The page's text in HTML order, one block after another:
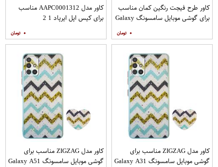
کاور طرح فیجت رنگین کمان مناسب
برای گوشی موبایل سامسونگ Galaxy
۰
کاور مدل AAPC0001312 مناسب
برای کیس اپل ایرپاد 1 2
۰
کاور مدل ZIGZAG مناسب برای
گوشی موبایل سامسونگ Galaxy A31
کاور مدل ZIGZAG مناسب برای
گوشی موبایل سامسونگ Galaxy A51